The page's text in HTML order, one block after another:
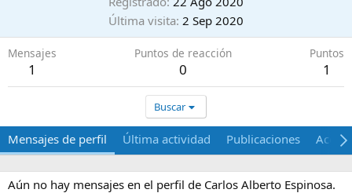
Última visita 2 Sep 2020
Mensajes
1
Puntos de reacción
0
Puntos
1
Buscar
Mensajes de perfil Última actividad Publicaciones Acerca
Aún no hay mensajes en el perfil de Carlos Alberto Espinosa.